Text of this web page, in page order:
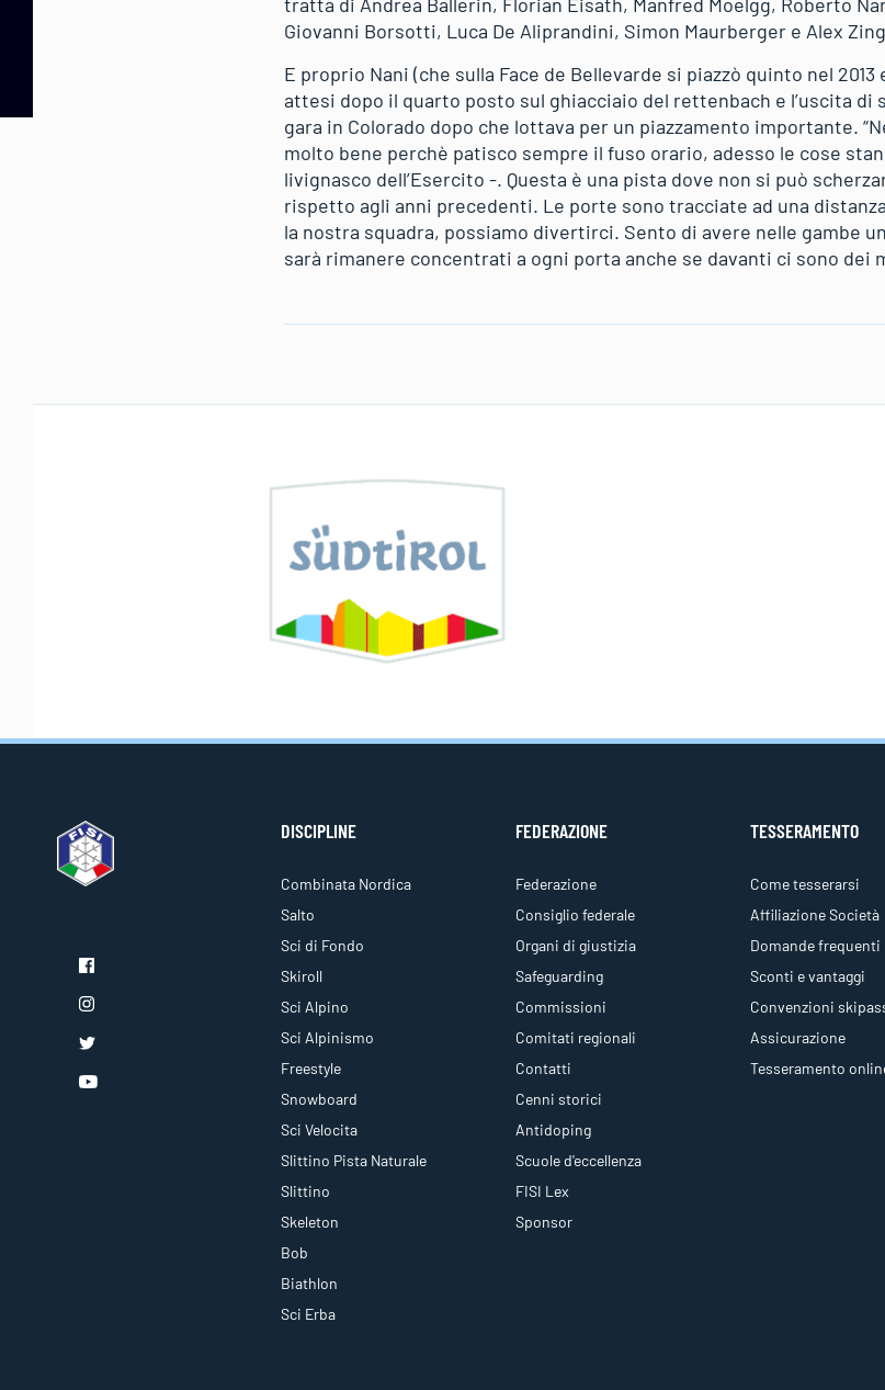
Giovanni Borsotti, Luca De Aliprandini, Simon Maurberger e Alex
E proprio Nani (che sulla Face de Bellevarde si piazzò quinto nel 2013
attesi dopo il quarto posto sul ghiacciaio del rettenbach e l’uscita di
gara in Colorado dopo che lottava per un piazzamento importante.
molto bene perchè patisco sempre il fuso orario, adesso le cose
livignasco dell’Esercito -. Questa è una pista dove non si può
rispetto agli anni precedenti. Le porte sono tracciate ad una
la nostra squadra, possiamo divertirci. Sento di avere nelle gambe
sarà rimanere concentrati a ogni porta anche se davanti ci sono dei
DISCIPLINE
Combinata Nordica
Salto
Sci di Fondo
Skiroll
Sci Alpino
Sci Alpinismo
Freestyle
Snowboard
Sci Velocita
Slittino Pista Naturale
Slittino
Skeleton
Bob
Biathlon
Sci Erba
FEDERAZIONE
Federazione
Consiglio federale
Organi di giustizia
Safeguarding
Commissioni
Comitati regionali
Contatti
Cenni storici
Antidoping
Scuole d'eccellenza
FISI Lex
Sponsor
TESSERAMENTO
Come tesserarsi
Affiliazione Società
Domande frequenti
Sconti e vantaggi
Convenzioni
Assicurazione
Tesseramento